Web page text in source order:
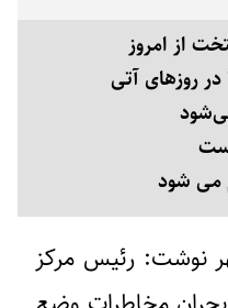
از امروز
روزهای آتی
می شود
نوشت: رئیس مرکز